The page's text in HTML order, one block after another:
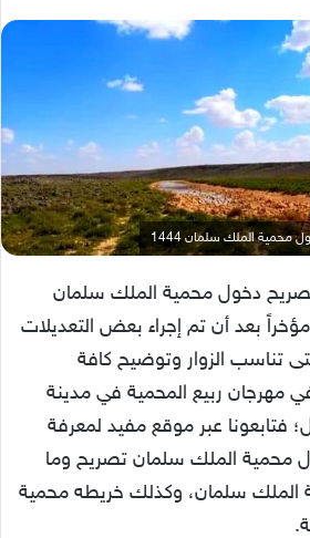
الملك سلمان 1444
دخول محمية الملك سلمان
مؤخراً بعد أن تم إجراء بعض التعديلات
تناسب الزوار وتوضيح كافة
مهرجان ربيع المحمية في مدينة
فتابعونا عبر موقع مفيد لمعرفة
محمية الملك سلمان تصريح وما
الملك سلمان، وكذلك خريطه محمية